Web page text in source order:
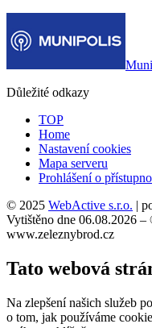
Důležité odkazy
TOP
Home
Nastavení cookies
Mapa serveru
Prohlášení o
© 2025 WebActive s.r.o. |
Vytištěno dne 06.08.2026
www.zeleznybrod.cz
Tato webová
Na zlepšení našich služeb
o tom, jak používáme